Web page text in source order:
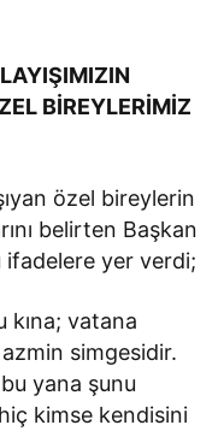
BİREYLERİMİZ
özel bireylerin
belirten Başkan
ifadelere yer verdi;
kına; vatana
azmin simgesidir.
yana şunu
kimse kendisini